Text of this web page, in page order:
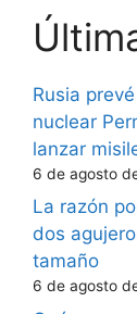
Rusia
nuclear
lanzar
6 de agosto
La razón
dos
tamaño
6 de agosto